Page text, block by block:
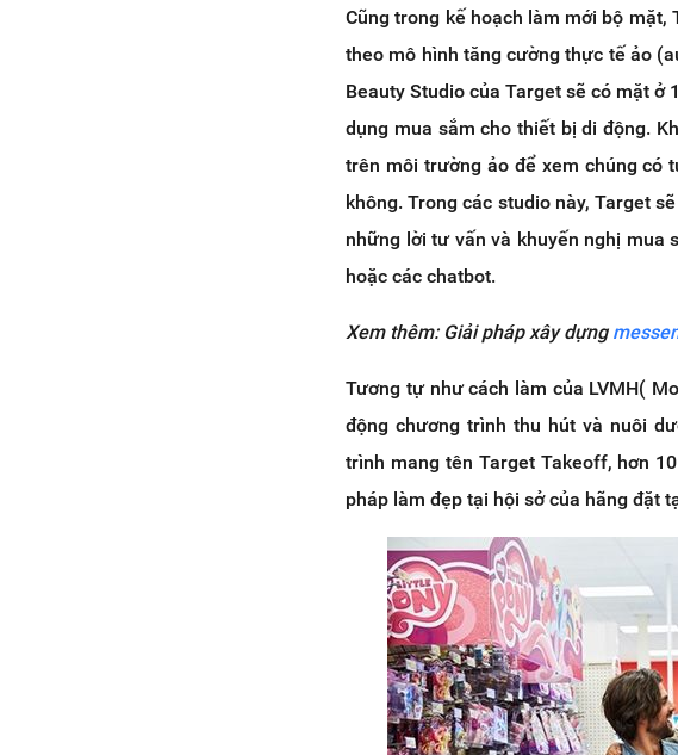
Cũng trong kế hoạch làm mới bộ mặt,
theo mô hình tăng cường thực tế ảo
Beauty Studio của Target sẽ có mặt
dụng mua sắm cho thiết bị di động.
trên môi trường ảo để xem chúng có
không. Trong các studio này, Target
những lời tư vấn và khuyến nghị mua
hoặc các chatbot.
Xem thêm: Giải pháp xây dựng
Tương tự như cách làm của LVMH(
động chương trình thu hút và nuôi
trình mang tên Target Takeoff, hơn
pháp làm đẹp tại hội sở của hãng đặt